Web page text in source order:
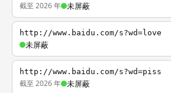
截至 2026 年 未屏蔽
http://www.baidu.com/s?wd=love
未屏蔽
http://www.baidu.com/s?wd=piss
截至 2026 年 未屏蔽